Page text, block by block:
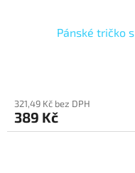
Pánské tričko
321,49 Kč bez DPH
389 Kč